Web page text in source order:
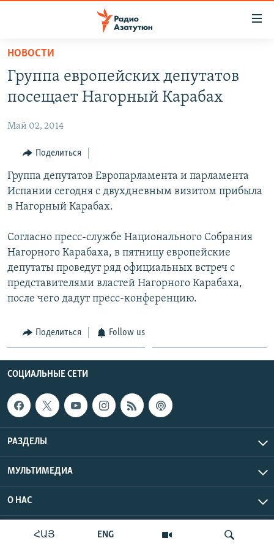
Перейти
основному
содержанию
навигации
Перейти
поиску
НОВОСТИ
ОБЩЕСТВО
ЭКОНОМИКА
РЕГИОН
НАГОРНЫЙ КАРАБАХ
СПОРТ
АРХИВ
Հայերեն
Русский
Все сайты Радио Азатутюн
ՀԱՅ ENG
НОВОСТИ
Группа европейских депутатов
посещает Нагорный Карабах
Май 02, 2014
Поделиться
Группа депутатов Европарламента и парламента
Испании сегодня с двухдневным визитом прибыла
в Нагорный Карабах.
Согласно пресс-службе Национального Собрания
Нагорного Карабаха, в пятницу европейские
депутаты проведут ряд официальных встреч с
представителями властей Нагорного Карабаха,
после чего дадут пресс-конференцию.
Поделиться Follow us
СОЦИАЛЬНЫЕ СЕТИ
РАЗДЕЛЫ
МУЛЬТИМЕДИА
О НАС
Радио Азатутюн © 2026 RFE/RL, Inc. Все права защищены.